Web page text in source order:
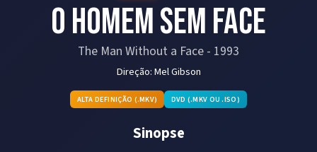
O Homem Sem Face
The Man Without a Face - 1993
Direção:Mel Gibson
ALTA DEFINIÇÃO (.MKV) DVD (.MKV OU .ISO)
Sinopse